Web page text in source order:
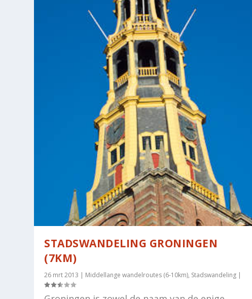
STADSWANDELING GRONINGEN
(7KM)
26 mrt 2013 | Middellange wandelroutes (6-10km), Stadswandeling |